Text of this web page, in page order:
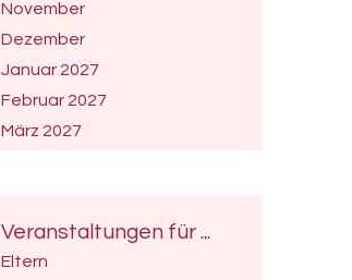
November
Dezember
Januar 2027
Februar 2027
März 2027
Juni 2027
Juli 2027
Veranstaltungen für ...
Eltern